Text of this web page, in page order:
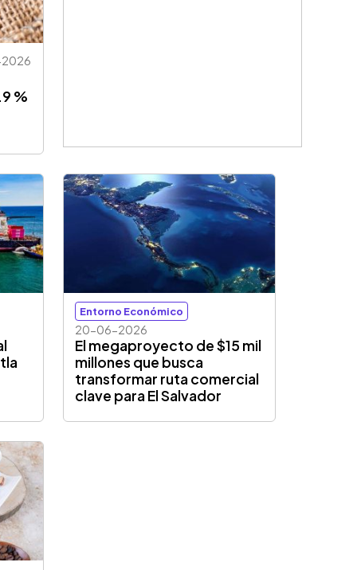
%
Entorno Económico
20-06-2026
El megaproyecto de $15 mil
millones que busca
transformar ruta comercial
clave para El Salvador